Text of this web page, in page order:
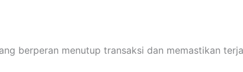
berperan menutup transaksi dan memastikan